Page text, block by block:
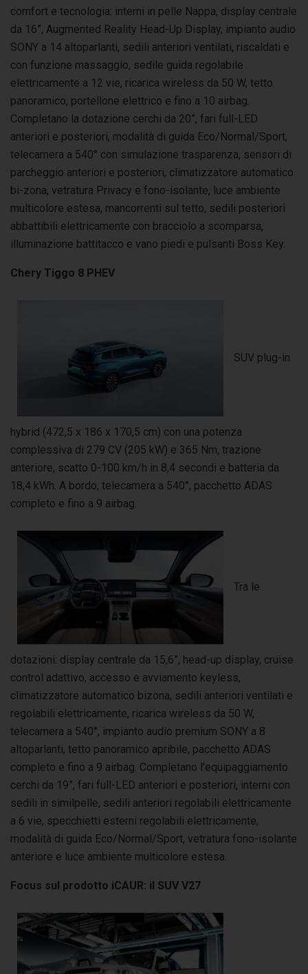
comfort e tecnologia: interni in pelle Nappa, display centrale
da 16”, Augmented Reality Head-Up Display, impianto audio
SONY a 14 altoparlanti, sedili anteriori ventilati, riscaldati e
con funzione massaggio, sedile guida regolabile
elettricamente a 12 vie, ricarica wireless da 50 W, tetto
panoramico, portellone elettrico e fino a 10 airbag.
Completano la dotazione cerchi da 20”, fari full-LED
anteriori e posteriori, modalità di guida Eco/Normal/Sport,
telecamera a 540° con simulazione trasparenza, sensori di
parcheggio anteriori e posteriori, climatizzatore automatico
bi-zona, vetratura Privacy e fono-isolante, luce ambiente
multicolore estesa, mancorrenti sul tetto, sedili posteriori
abbattibili elettricamente con bracciolo a scomparsa,
illuminazione battitacco e vano piedi e pulsanti Boss Key.
Chery Tiggo 8 PHEV
SUV plug-in
hybrid (472,5 x 186 x 170,5 cm) con una potenza
complessiva di 279 CV (205 kW) e 365 Nm, trazione
anteriore, scatto 0-100 km/h in 8,4 secondi e batteria da
18,4 kWh. A bordo, telecamera a 540°, pacchetto ADAS
completo e fino a 9 airbag.
Tra le
dotazioni: display centrale da 15,6”, head-up display, cruise
control adattivo, accesso e avviamento keyless,
climatizzatore automatico bizona, sedili anteriori ventilati e
regolabili elettricamente, ricarica wireless da 50 W,
telecamera a 540°, impianto audio premium SONY a 8
altoparlanti, tetto panoramico apribile, pacchetto ADAS
completo e fino a 9 airbag. Completano l’equipaggiamento
cerchi da 19”, fari full-LED anteriori e posteriori, interni con
sedili in similpelle, sedili anteriori regolabili elettricamente
a 6 vie, specchietti esterni regolabili elettricamente,
modalità di guida Eco/Normal/Sport, vetratura fono-isolante
anteriore e luce ambiente multicolore estesa.
Focus sul prodotto iCAUR: il SUV V27